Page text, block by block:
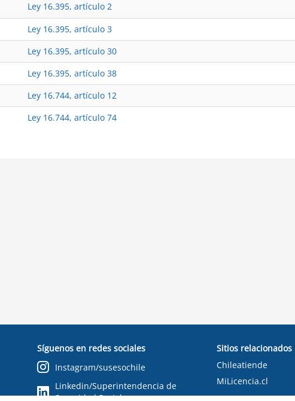
Ley 16.395, artículo 2
Ley 16.395, artículo 3
Ley 16.395, artículo 30
Ley 16.395, artículo 38
Ley 16.744, artículo 12
Ley 16.744, artículo 74
Síguenos en redes sociales
Instagram/susesochile
Linkedin/Superintendencia de
Seguridad Social
Sitios relacionados
Chileatiende
MiLicencia.cl